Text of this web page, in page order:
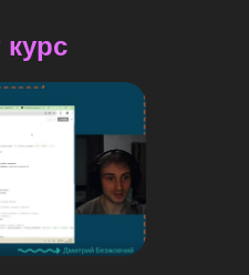
курс